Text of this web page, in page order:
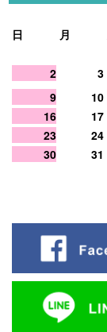
日
月
2
3
9
10
16
17
23
24
30
31